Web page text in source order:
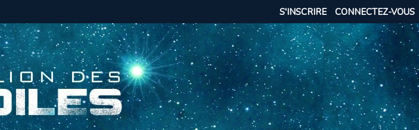
CONNECTEZ-VOUS
S'INSCRIRE